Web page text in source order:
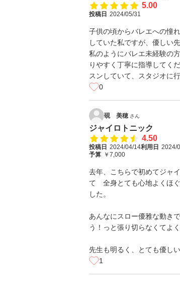
5.00
投稿日 2024/05/31
子供の頃からバレエへの憧
していた私ですが、優しい
私のようにバレエ未経験の
りやすく丁寧に指導してく
スンしていて、スタジオに
0
硯 美穂 さん
ジャイロトニック
4.50
投稿日 2024/04/14利用日 2024/
予算 ￥7,000
去年、こちらで初めてジャ
て 全身とても心地よくほ
した。
あんなにスロー優雅な動き
う！っと張り切らなくてよ
先生も明るく、とても優し
1